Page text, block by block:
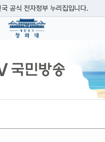
공식 전자정부 누리집입니다.
인하기
다른 도메인 주소를 사용하고 있
보기